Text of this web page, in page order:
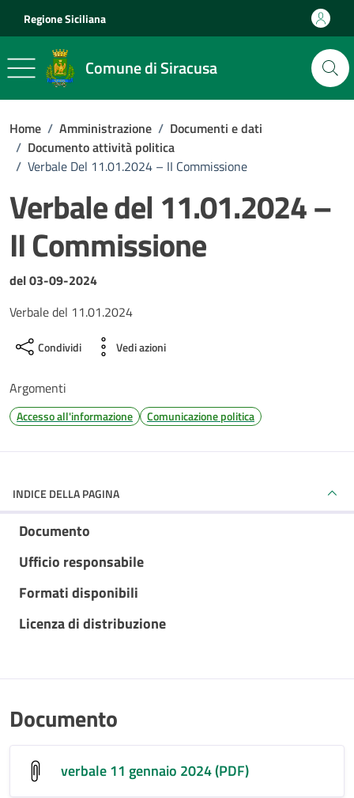
Regione Siciliana
Comune di Siracusa
Home / Amministrazione / Documenti e dati
/ Documento attività politica
/ Verbale Del 11.01.2024 – II Commissione
Verbale del 11.01.2024 –
II Commissione
Dettagli del documento
del 03-09-2024
Verbale del 11.01.2024
Condividi Vedi azioni
Argomenti
Accesso all'informazione Comunicazione politica
INDICE DELLA PAGINA
Documento
Ufficio responsabile
Formati disponibili
Licenza di distribuzione
Documento
verbale 11 gennaio 2024 (PDF)